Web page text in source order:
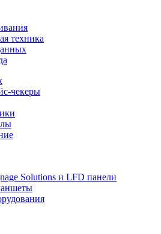
техника
чекеры
Solutions и LFD панели